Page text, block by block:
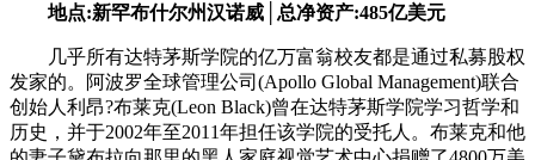
地点:新罕布什尔州汉诺威│总净资产:485亿美元
几乎所有达特茅斯学院的亿万富翁校友都是通过私募股权
发家的。阿波罗全球管理公司(Apollo Global Management)联合
创始人利昂?布莱克(Leon Black)曾在达特茅斯学院学习哲学和
历史，并于2002年至2011年担任该学院的受托人。布莱克和他